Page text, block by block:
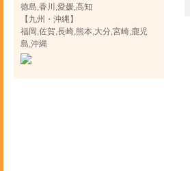
徳島,香川,愛媛,高知
【九州・沖縄】
福岡,佐賀,長崎,熊本,大分,宮崎,鹿児
島,沖縄